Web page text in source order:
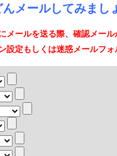
メールしてみまし
メールを送る際、確認メー
設定もしくは迷惑メールフ